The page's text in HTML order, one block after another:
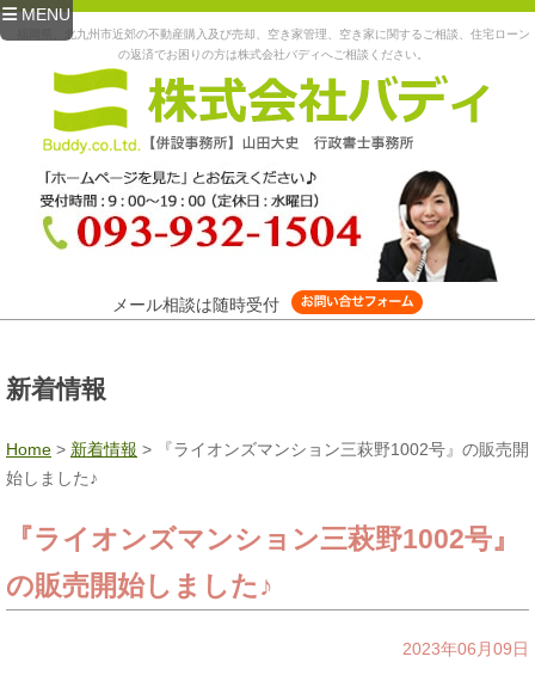
MENU
福岡県、北九州市近郊の不動産購入及び売却、空き家管理、空き家に関するご相談、住宅ローン
の返済でお困りの方は株式会社バディへご相談ください。
メール相談は随時受付
新着情報
Home > 新着情報 >
『ライオンズマンション三萩野1002号』の販売開
始しました♪
『ライオンズマンション三萩野1002号』
の販売開始しました♪
2023年06月09日